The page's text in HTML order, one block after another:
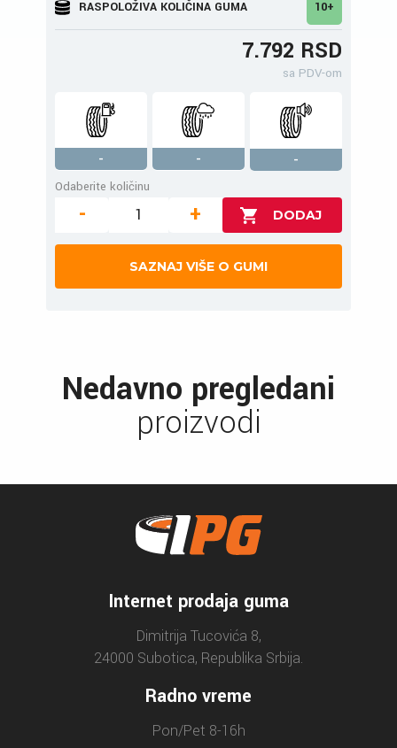
RASPOLOŽIVA KOLIČINA GUMA 10+
7.792 RSD
sa PDV-om
- -
-
Odaberite količinu
- +
SAZNAJ VIŠE O GUMI
Nedavno pregledani
proizvodi
Internet prodaja guma
Dimitrija Tucovića 8,
24000 Subotica, Republika Srbija.
Radno vreme
Pon/Pet 8-16h